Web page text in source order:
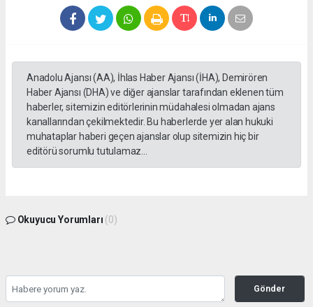
Anadolu Ajansı (AA), İhlas Haber Ajansı (İHA), Demirören
Haber Ajansı (DHA) ve diğer ajanslar tarafından eklenen tüm
haberler, sitemizin editörlerinin müdahalesi olmadan ajans
kanallarından çekilmektedir. Bu haberlerde yer alan hukuki
muhataplar haberi geçen ajanslar olup sitemizin hiç bir
editörü sorumlu tutulamaz...
Okuyucu Yorumları (0)
Gönder